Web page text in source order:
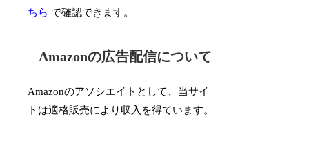
ちら で確認できます。
Amazonの広告配信について
Amazonのアソシエイトとして、当サイ
トは適格販売により収入を得ています。